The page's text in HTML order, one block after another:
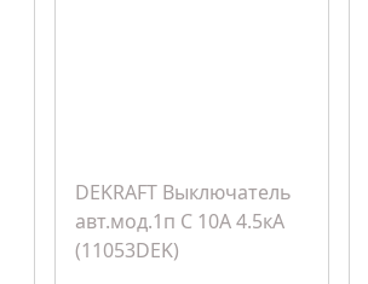
DEKRAFT Выключатель
авт.мод.1п C 10А 4.5кА
(11053DEK)